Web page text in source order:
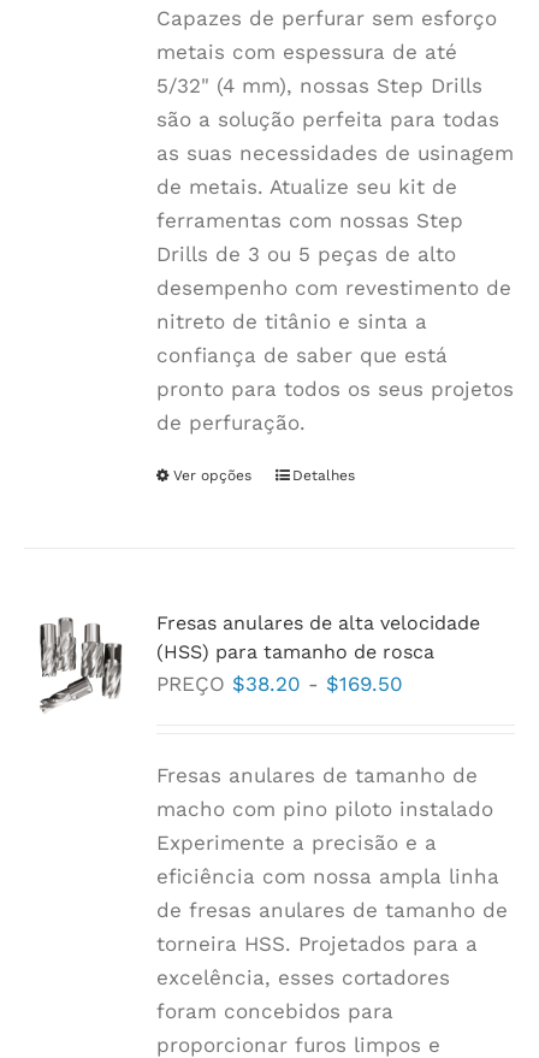
Capazes de perfurar sem esforço
metais com espessura de até
5/32" (4 mm), nossas Step Drills
são a solução perfeita para todas
as suas necessidades de usinagem
de metais. Atualize seu kit de
ferramentas com nossas Step
Drills de 3 ou 5 peças de alto
desempenho com revestimento de
nitreto de titânio e sinta a
confiança de saber que está
pronto para todos os seus projetos
de perfuração.
Ver opções
Este
variantes.
As
opções
escolhidas
na
página
do
produto
Detalhes
Fresas anulares de alta velocidade
(HSS) para tamanho de rosca
PREÇO $38.20 - $169.50
$38.20
a
$169.50
Fresas anulares de tamanho de
macho com pino piloto instalado
Experimente a precisão e a
eficiência com nossa ampla linha
de fresas anulares de tamanho de
torneira HSS. Projetados para a
excelência, esses cortadores
foram concebidos para
proporcionar furos limpos e